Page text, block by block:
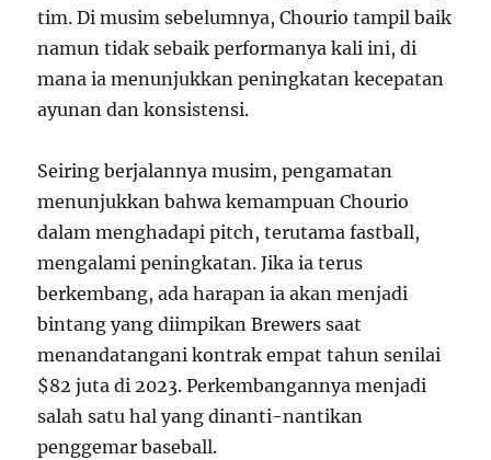
tim. Di musim sebelumnya, Chourio tampil baik
namun tidak sebaik performanya kali ini, di
mana ia menunjukkan peningkatan kecepatan
ayunan dan konsistensi.
Seiring berjalannya musim, pengamatan
menunjukkan bahwa kemampuan Chourio
dalam menghadapi pitch, terutama fastball,
mengalami peningkatan. Jika ia terus
berkembang, ada harapan ia akan menjadi
bintang yang diimpikan Brewers saat
menandatangani kontrak empat tahun senilai
$82 juta di 2023. Perkembangannya menjadi
salah satu hal yang dinanti-nantikan
penggemar baseball.